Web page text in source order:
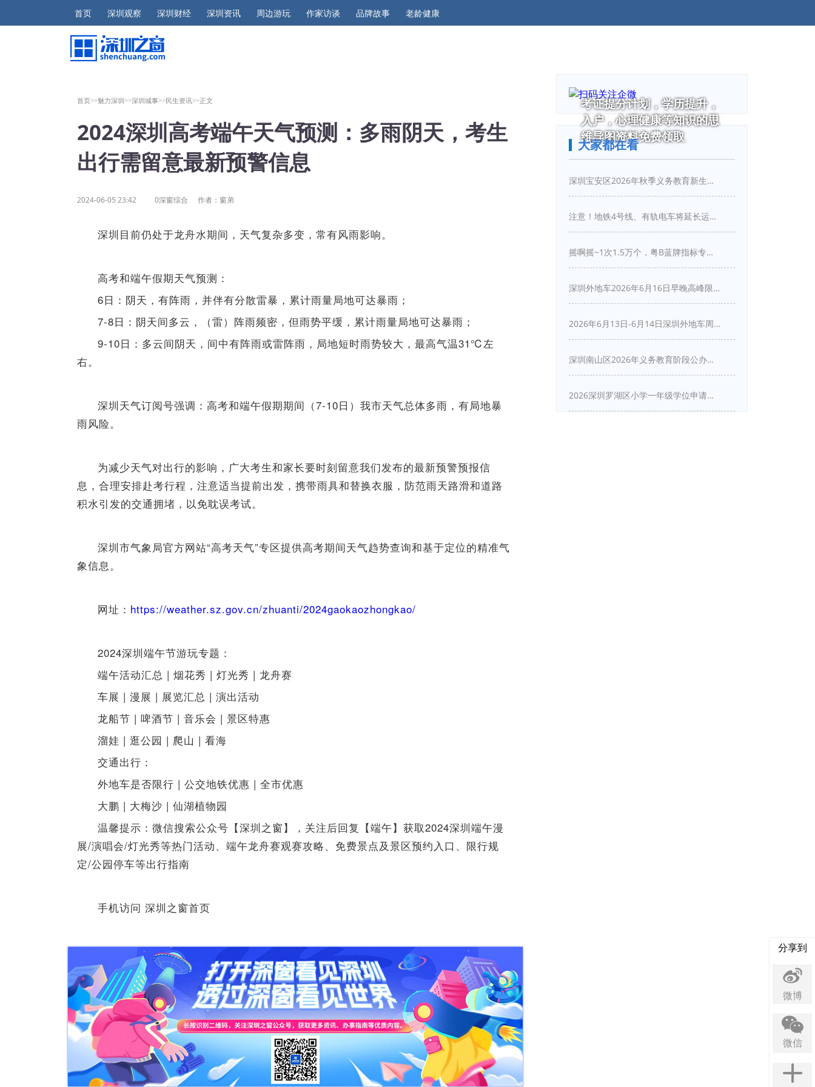
首页 深圳观察 深圳财经 深圳资讯 周边游玩 作家访谈 品牌故事 老龄健康
首页>>魅力深圳>>深圳城事>>民生资讯>>正文
2024深圳高考端午天气预测：多雨阴天，考生
出行需留意最新预警信息
2024-06-05 23:42 0深窗综合 作者：窗弟
深圳目前仍处于龙舟水期间，天气复杂多变，常有风雨影响。
高考和端午假期天气预测：
6日：阴天，有阵雨，并伴有分散雷暴，累计雨量局地可达暴雨；
7-8日：阴天间多云，（雷）阵雨频密，但雨势平缓，累计雨量局地可达暴雨；
9-10日：多云间阴天，间中有阵雨或雷阵雨，局地短时雨势较大，最高气温31℃左
右。
深圳天气订阅号强调：高考和端午假期期间（7-10日）我市天气总体多雨，有局地暴
雨风险。
为减少天气对出行的影响，广大考生和家长要时刻留意我们发布的最新预警预报信
息，合理安排赴考行程，注意适当提前出发，携带雨具和替换衣服，防范雨天路滑和道路
积水引发的交通拥堵，以免耽误考试。
深圳市气象局官方网站“高考天气”专区提供高考期间天气趋势查询和基于定位的精准气
象信息。
网址： https://weather.sz.gov.cn/zhuanti/2024gaokaozhongkao/
2024深圳端午节游玩专题：
端午活动汇总 | 烟花秀 | 灯光秀 | 龙舟赛
车展 | 漫展 | 展览汇总 | 演出活动
龙船节 | 啤酒节 | 音乐会 | 景区特惠
溜娃 | 逛公园 | 爬山 | 看海
交通出行：
外地车是否限行 | 公交地铁优惠 | 全市优惠
大鹏 | 大梅沙 | 仙湖植物园
温馨提示：微信搜索公众号【深圳之窗】，关注后回复【端午】获取2024深圳端午漫
展/演唱会/灯光秀等热门活动、端午龙舟赛观赛攻略、免费景点及景区预约入口、限行规
定/公园停车等出行指南
手机访问 深圳之窗首页
分享到
微博
微信
考证提分计划，学历提升，
入户，心理健康等知识的思
维导图资料免费领取
大家都在看
深圳宝安区2026年秋季义务教育新生入学指引
注意！地铁4号线、有轨电车将延长运营服务！
摇啊摇~1次1.5万个，粤B蓝牌指标专项摇号又来啦！
深圳外地车2026年6月16日早晚高峰限行详情
2026年6月13日-6月14日深圳外地车周末限行吗
深圳南山区2026年义务教育阶段公办学校新生入学申请指南
2026深圳罗湖区小学一年级学位申请指南